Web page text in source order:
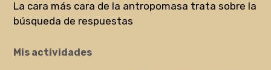
La cara más cara de la antropomasa trata sobre la
búsqueda de respuestas
Mis actividades